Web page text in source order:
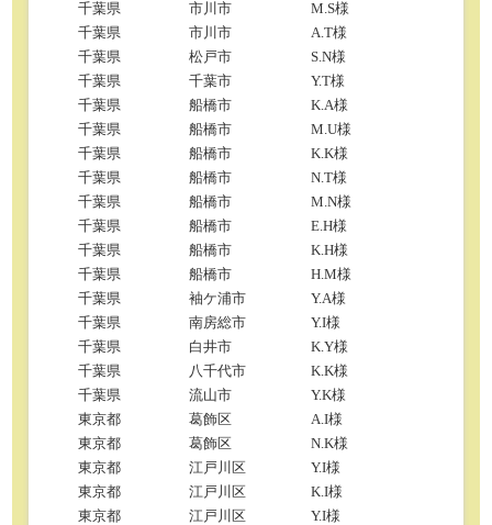
千葉県 市川市
M.S様
千葉県
市川市
A.T様
千葉県
松戸市
S.N様
千葉県
千葉市
Y.T様
千葉県
船橋市
K.A様
千葉県
船橋市
M.U様
千葉県
船橋市
K.K様
千葉県
船橋市
N.T様
千葉県
船橋市
M.N様
千葉県
船橋市
E.H様
千葉県
船橋市
K.H様
千葉県
船橋市
H.M様
千葉県
袖ケ浦市
Y.A様
千葉県
南房総市
Y.I様
千葉県
白井市
K.Y様
千葉県
八千代市
K.K様
千葉県
流山市
Y.K様
東京都
葛飾区
A.I様
東京都
葛飾区
N.K様
東京都
江戸川区
Y.I様
東京都
江戸川区
K.I様
東京都
江戸川区
Y.I様